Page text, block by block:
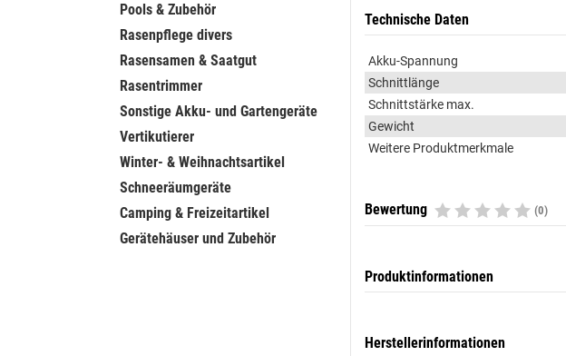
Pools & Zubehör
Rasenpflege divers
Rasensamen & Saatgut
Rasentrimmer
Sonstige Akku- und Gartengeräte
Vertikutierer
Winter- & Weihnachtsartikel
Schneeräumgeräte
Camping & Freizeitartikel
Gerätehäuser und Zubehör
Technische Daten
Akku-Spannung
Schnittlänge
Schnittstärke max.
Gewicht
Weitere Produktmerkmale
Bewertung (0)
Produktinformationen
Herstellerinformationen